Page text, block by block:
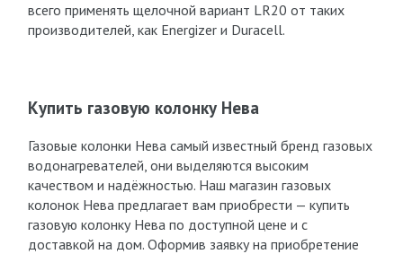
всего применять щелочной вариант LR20 от таких
производителей, как Energizer и Duracell.
Купить газовую колонку Нева
Газовые колонки Нева самый известный бренд газовых
водонагревателей, они выделяются высоким
качеством и надёжностью. Наш магазин газовых
колонок Нева предлагает вам приобрести — купить
газовую колонку Нева по доступной цене и с
доставкой на дом. Оформив заявку на приобретение